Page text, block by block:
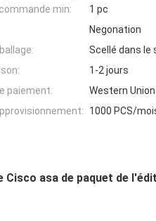
min:
1 pc
Negonation
Scellé dans le
1-2 jours
paiement:
Western
1000 PCS/
asa de paquet de